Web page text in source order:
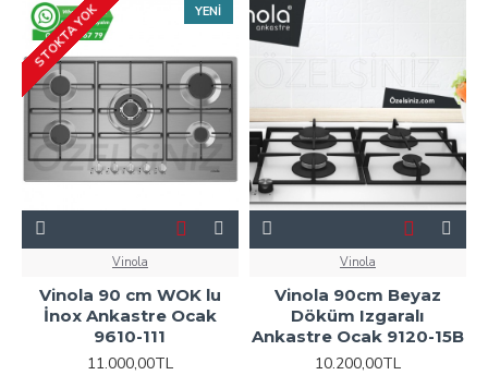
YENI
STOKTA YOK
Vinola
Vinola 90 cm WOK lu
İnox Ankastre Ocak
9610-111
11.000,00TL
Vinola
Vinola 90cm Beyaz
Döküm Izgaralı
Ankastre Ocak 9120-15B
10.200,00TL